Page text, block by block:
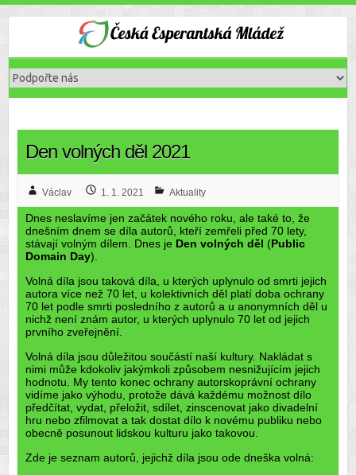
Den volných děl 2021
Václav 1. 1. 2021 Aktuality
Dnes neslavíme jen začátek nového roku, ale také to, že
dnešním dnem se díla autorů, kteří zemřeli před 70 lety,
stávají volným dílem. Dnes je Den volných děl (Public
Domain Day).
Volná díla jsou taková díla, u kterých uplynulo od smrti jejich
autora více než 70 let, u kolektivních děl platí doba ochrany
70 let podle smrti posledního z autorů a u anonymních děl u
nichž není znám autor, u kterých uplynulo 70 let od jejich
prvního zveřejnění.
Volná díla jsou důležitou součástí naší kultury. Nakládat s
nimi může kdokoliv jakýmkoli způsobem nesnižujícím jejich
hodnotu. My tento konec ochrany autorskoprávní ochrany
vidíme jako výhodu, protože dává každému možnost dílo
předčítat, vydat, přeložit, sdílet, zinscenovat jako divadelní
hru nebo zfilmovat a tak dostat dílo k novému publiku nebo
obecně posunout lidskou kulturu jako takovou.
Zde je seznam autorů, jejichž díla jsou ode dneška volná: